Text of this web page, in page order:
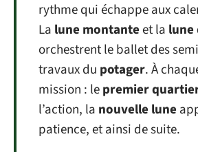
rythme qui échappe aux
La lune montanteet la lune
orchestrent le ballet des
travaux du potager. À
mission : lepremier
l’action, la nouvelle lune
patience, et ainsi de suite.